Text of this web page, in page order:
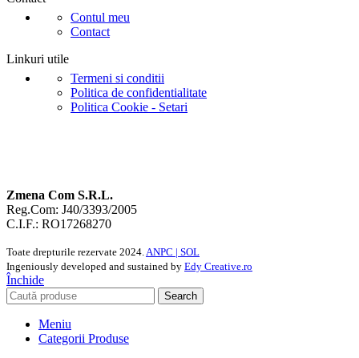
Contul meu
Contact
Linkuri utile
Termeni si conditii
Politica de confidentialitate
Politica Cookie - Setari
Zmena Com S.R.L.
Reg.Com: J40/3393/2005
C.I.F.: RO17268270
Toate drepturile rezervate 2024.ANPC | SOL
Ingeniously developed and sustained by Edy Creative.ro
Închide
Search
Meniu
Categorii Produse